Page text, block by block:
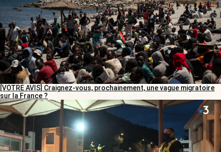
[VOTRE AVIS] Craignez-vous, prochainement, une vague migratoire
sur la France ?